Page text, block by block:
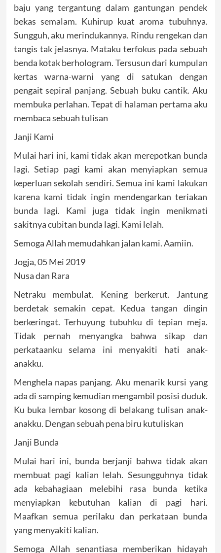
baju yang tergantung dalam gantungan pendek
bekas semalam. Kuhirup kuat aroma tubuhnya.
Sungguh, aku merindukannya. Rindu rengekan dan
tangis tak jelasnya. Mataku terfokus pada sebuah
benda kotak berhologram. Tersusun dari kumpulan
kertas warna-warni yang di satukan dengan
pengait sepiral panjang. Sebuah buku cantik. Aku
membuka perlahan. Tepat di halaman pertama aku
membaca sebuah tulisan
Janji Kami
Mulai hari ini, kami tidak akan merepotkan bunda
lagi. Setiap pagi kami akan menyiapkan semua
keperluan sekolah sendiri. Semua ini kami lakukan
karena kami tidak ingin mendengarkan teriakan
bunda lagi. Kami juga tidak ingin menikmati
sakitnya cubitan bunda lagi. Kami lelah.
Semoga Allah memudahkan jalan kami. Aamiin.
Jogja, 05 Mei 2019
Nusa dan Rara
Netraku membulat. Kening berkerut. Jantung
berdetak semakin cepat. Kedua tangan dingin
berkeringat. Terhuyung tubuhku di tepian meja.
Tidak pernah menyangka bahwa sikap dan
perkataanku selama ini menyakiti hati anak-
anakku.
Menghela napas panjang. Aku menarik kursi yang
ada di samping kemudian mengambil posisi duduk.
Ku buka lembar kosong di belakang tulisan anak-
anakku. Dengan sebuah pena biru kutuliskan
Janji Bunda
Mulai hari ini, bunda berjanji bahwa tidak akan
membuat pagi kalian lelah. Sesungguhnya tidak
ada kebahagiaan melebihi rasa bunda ketika
menyiapkan kebutuhan kalian di pagi hari.
Maafkan semua perilaku dan perkataan bunda
yang menyakiti kalian.
Semoga Allah senantiasa memberikan hidayah